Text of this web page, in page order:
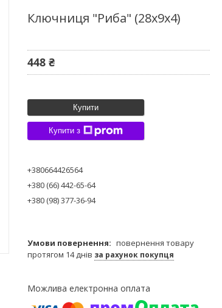
Ключниця "Риба" (28х9х4)
448 ₴
Купити
Купити з
+380664426564
+380 (66) 442-65-64
+380 (98) 377-36-94
повернення товару
протягом 14 днів за рахунок покупця